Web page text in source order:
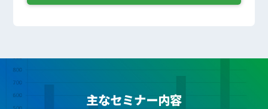
主なセミナー内容